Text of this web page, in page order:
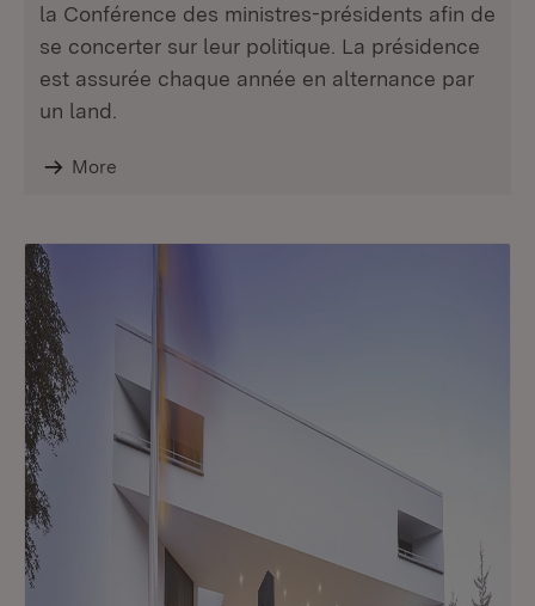
la Conférence des ministres-présidents afin de
se concerter sur leur politique. La présidence
est assurée chaque année en alternance par
un land.
More